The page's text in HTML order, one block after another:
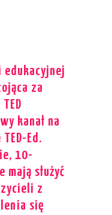
edukacyjnej
za
kanał na
Ed.
10-
służyć
z
się